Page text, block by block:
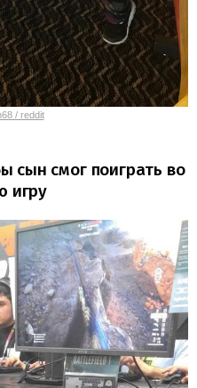
/ reddit
сын смог поиграть во
игру